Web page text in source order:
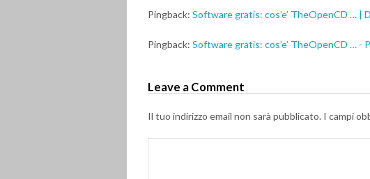
Pingback: Software gratis: cos’e’ TheOpenCD … |
Pingback: Software gratis: cos’e’ TheOpenCD … -
Leave a Comment
Il tuo indirizzo email non sarà pubblicato. I campi